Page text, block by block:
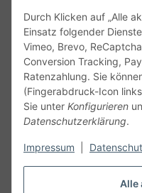
Alle
Durch Klicken auf „Alle
Einsatz folgender
Vimeo, Brevo,
Conversion Tracking,
Ratenzahlung. Sie
(Fingerabdruck-Icon
Sie unter Konfigurieren
Datenschutzerklärung.
Impressum
Service
Gesetzliche Informationen
Alle technischen Angaben
Angaben vorbehalten.
unseren